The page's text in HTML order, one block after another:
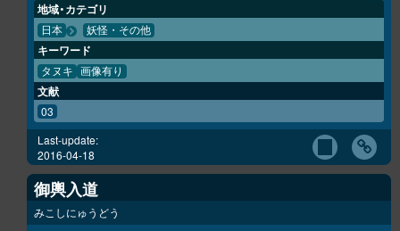
地域・カテゴリ
日本 妖怪・その他
キーワード
タヌキ 画像有り
文献
03
Last-update:
2016-04-18
御輿入道
みこしにゅうどう